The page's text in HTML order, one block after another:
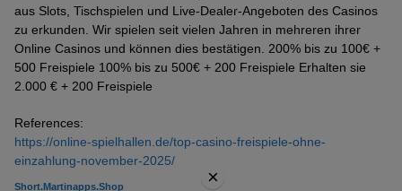
aus Slots, Tischspielen und Live-Dealer-Angeboten des Casinos
zu erkunden. Wir spielen seit vielen Jahren in mehreren ihrer
Online Casinos und können dies bestätigen. 200% bis zu 100€ +
500 Freispiele 100% bis zu 500€ + 200 Freispiele Erhalten sie
2.000 € + 200 Freispiele
References:
https://online-spielhallen.de/top-casino-freispiele-ohne-
einzahlung-november-2025/
Short.martinapps.shop ×